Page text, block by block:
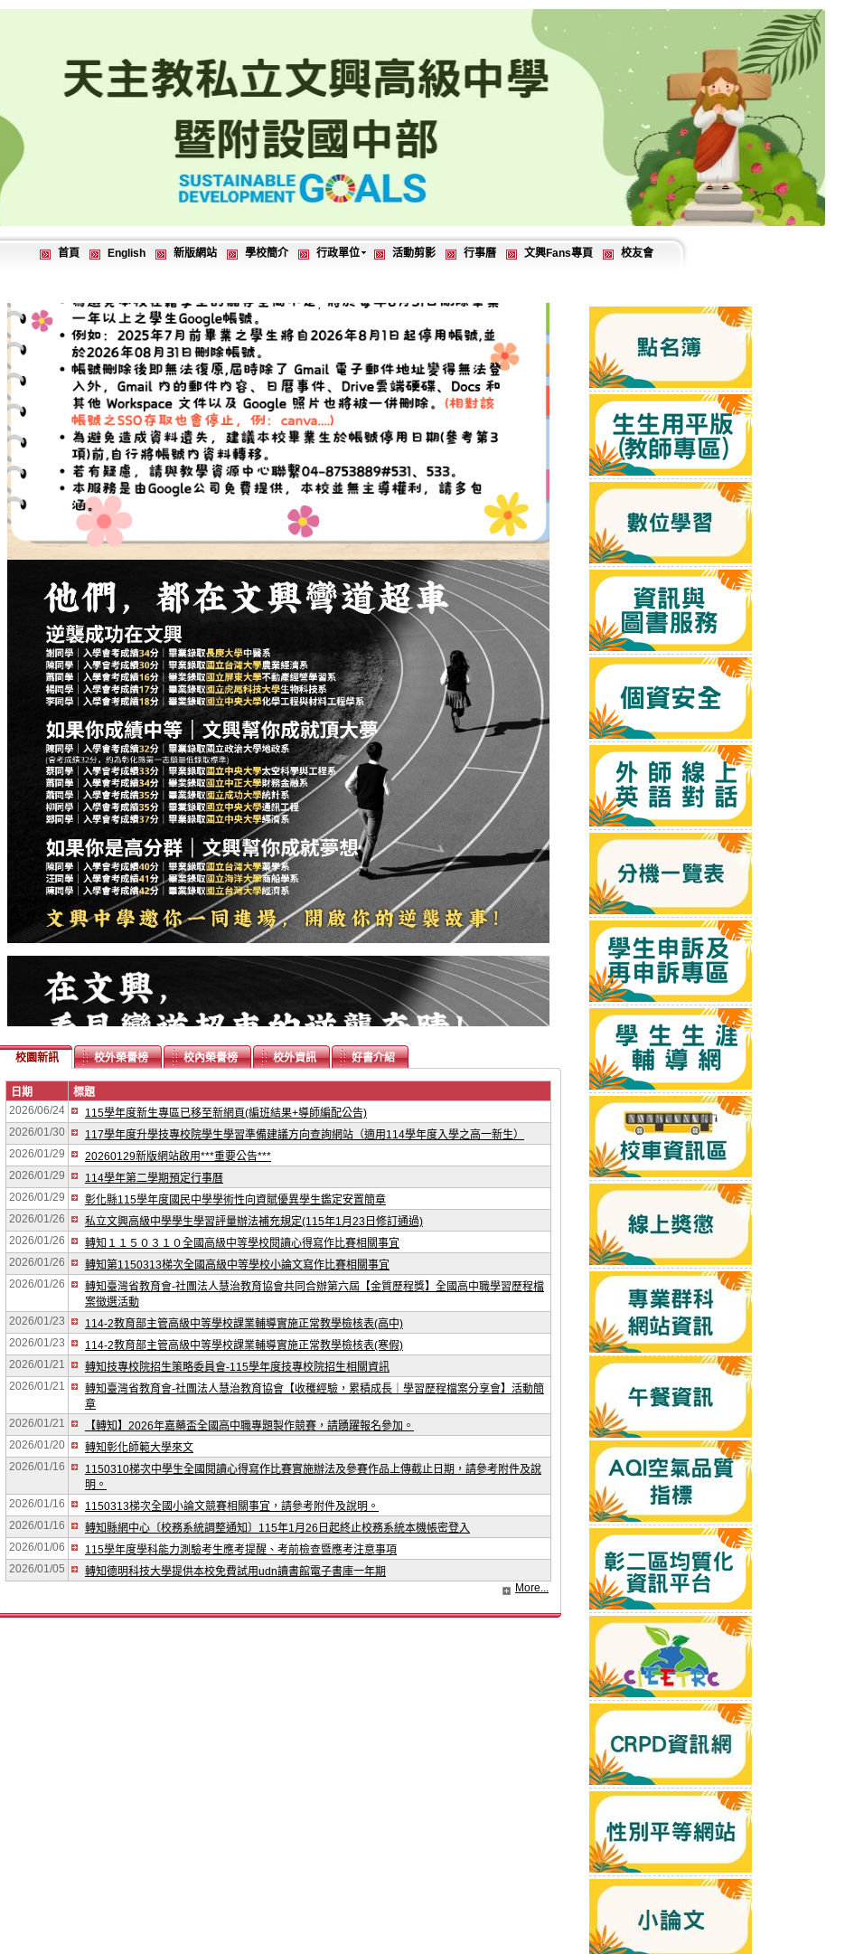
首頁 English 新版網站 學校簡介 行政單位 活動剪影 行事曆 文興Fans專頁 校友會
校園新訊 校外榮譽榜 校內榮譽榜 校外資訊 好書介紹
日期
標題
2026/06/24
115學年度新生專區已移至新網頁(編班結果+導師編配公告)
2026/01/30
117學年度升學技專校院學生學習準備建議方向查詢網站（適用114學年度入學之高一新生）
2026/01/29
20260129新版網站啟用***重要公告***
2026/01/29
114學年第二學期預定行事曆
2026/01/29
彰化縣115學年度國民中學學術性向資賦優異學生鑑定安置簡章
2026/01/26
私立文興高級中學學生學習評量辦法補充規定(115年1月23日修訂通過)
2026/01/26
轉知１１５０３１０全國高級中等學校閱讀心得寫作比賽相關事宜
2026/01/26
轉知第1150313梯次全國高級中等學校小論文寫作比賽相關事宜
2026/01/26
轉知臺灣省教育會-社團法人慧治教育協會共同合辦第六屆【金質歷程獎】全國高中職學習歷程檔
案徵選活動
2026/01/23
114-2教育部主管高級中等學校課業輔導實施正常教學檢核表(高中)
2026/01/23
114-2教育部主管高級中等學校課業輔導實施正常教學檢核表(寒假)
2026/01/21
轉知技專校院招生策略委員會-115學年度技專校院招生相關資訊
2026/01/21
轉知臺灣省教育會-社團法人慧治教育協會【收穫經驗，累積成長｜學習歷程檔案分享會】活動簡
章
2026/01/21
【轉知】2026年嘉藥盃全國高中職專題製作競賽，請踴躍報名參加。
2026/01/20
轉知彰化師範大學來文
2026/01/16
1150310梯次中學生全國閱讀心得寫作比賽實施辦法及參賽作品上傳截止日期，請參考附件及說
明。
2026/01/16
1150313梯次全國小論文競賽相關事宜，請參考附件及說明。
2026/01/16
轉知縣網中心〔校務系統調整通知〕115年1月26日起終止校務系統本機帳密登入
2026/01/06
115學年度學科能力測驗考生應考提醒、考前檢查暨應考注意事項
2026/01/05
轉知德明科技大學提供本校免費試用udn讀書館電子書庫一年期
More...